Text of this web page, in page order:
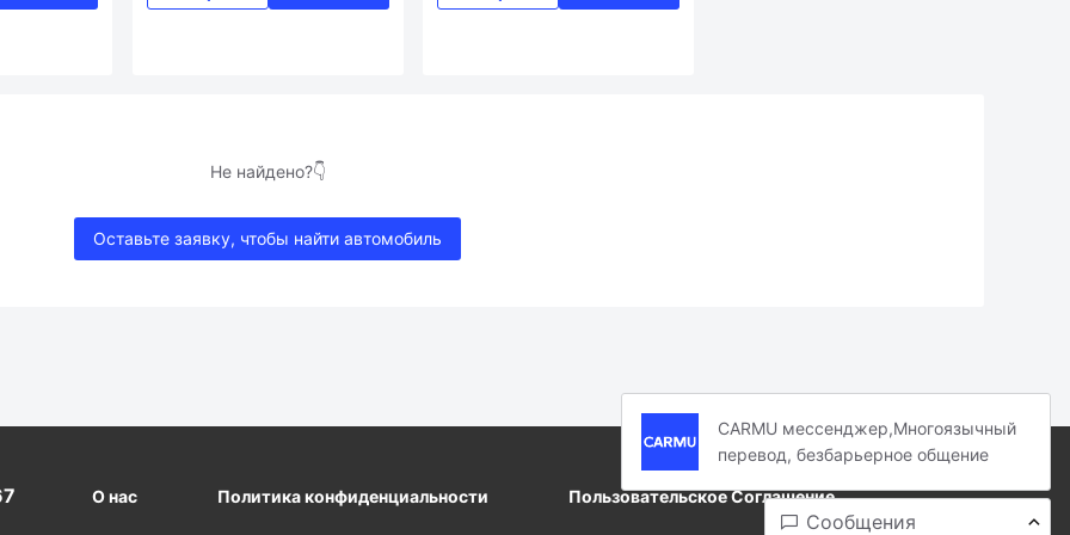
Не найдено?👇
Оставьте заявку, чтобы найти автомобиль
CARMU мессенджер,Многоязычный
перевод, безбарьерное общение
Сообщения
О нас Политика конфиденциальности Пользовательское Соглашение